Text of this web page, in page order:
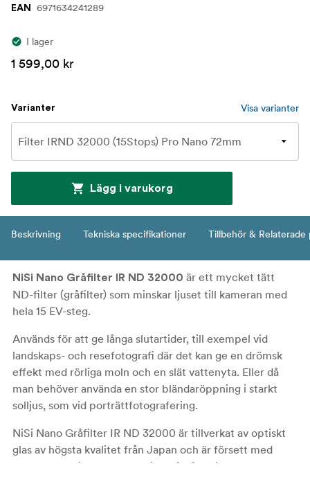
EAN 6971634241289
I lager
1 599,00 kr
Varianter Visa varianter
Lägg i varukorg
Beskrivning Tekniska specifikationer Tillbehör & Relaterade
NiSi Nano Gråfilter IR ND 32000 är ett mycket tätt
ND-filter (gråfilter) som minskar ljuset till kameran med
hela 15 EV-steg.
Används för att ge långa slutartider, till exempel vid
landskaps- och resefotografi där det kan ge en drömsk
effekt med rörliga moln och en slät vattenyta. Eller då
man behöver använda en stor bländaröppning i starkt
solljus, som vid porträttfotografering.
NiSi Nano Gråfilter IR ND 32000 är tillverkat av optiskt
glas av högsta kvalitet från Japan och är försett med
flerlagers antireflexbehandling på båda sidorna för att ge